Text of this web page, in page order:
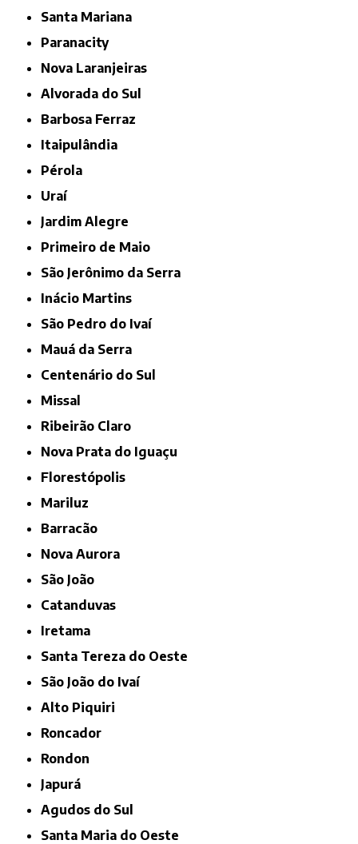
Santa Mariana
Paranacity
Nova Laranjeiras
Alvorada do Sul
Barbosa Ferraz
Itaipulândia
Pérola
Uraí
Jardim Alegre
Primeiro de Maio
São Jerônimo da Serra
Inácio Martins
São Pedro do Ivaí
Mauá da Serra
Centenário do Sul
Missal
Ribeirão Claro
Nova Prata do Iguaçu
Florestópolis
Mariluz
Barracão
Nova Aurora
São João
Catanduvas
Iretama
Santa Tereza do Oeste
São João do Ivaí
Alto Piquiri
Roncador
Rondon
Japurá
Agudos do Sul
Santa Maria do Oeste